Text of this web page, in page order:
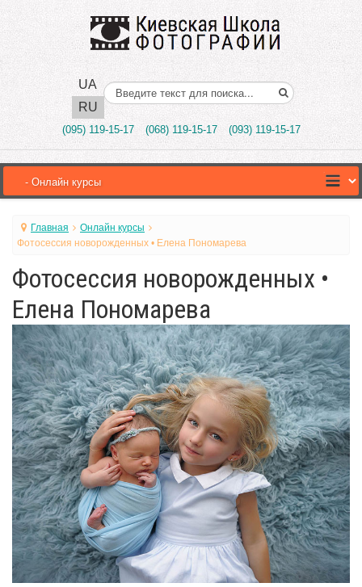
UA
RU
Поиск..
(095) 119-15-17 (068) 119-15-17 (093) 119-15-17
Главная
Онлайн курсы
Фотосессия новорожденных • Елена Пономарева
Фотосессия новорожденных •
Елена Пономарева